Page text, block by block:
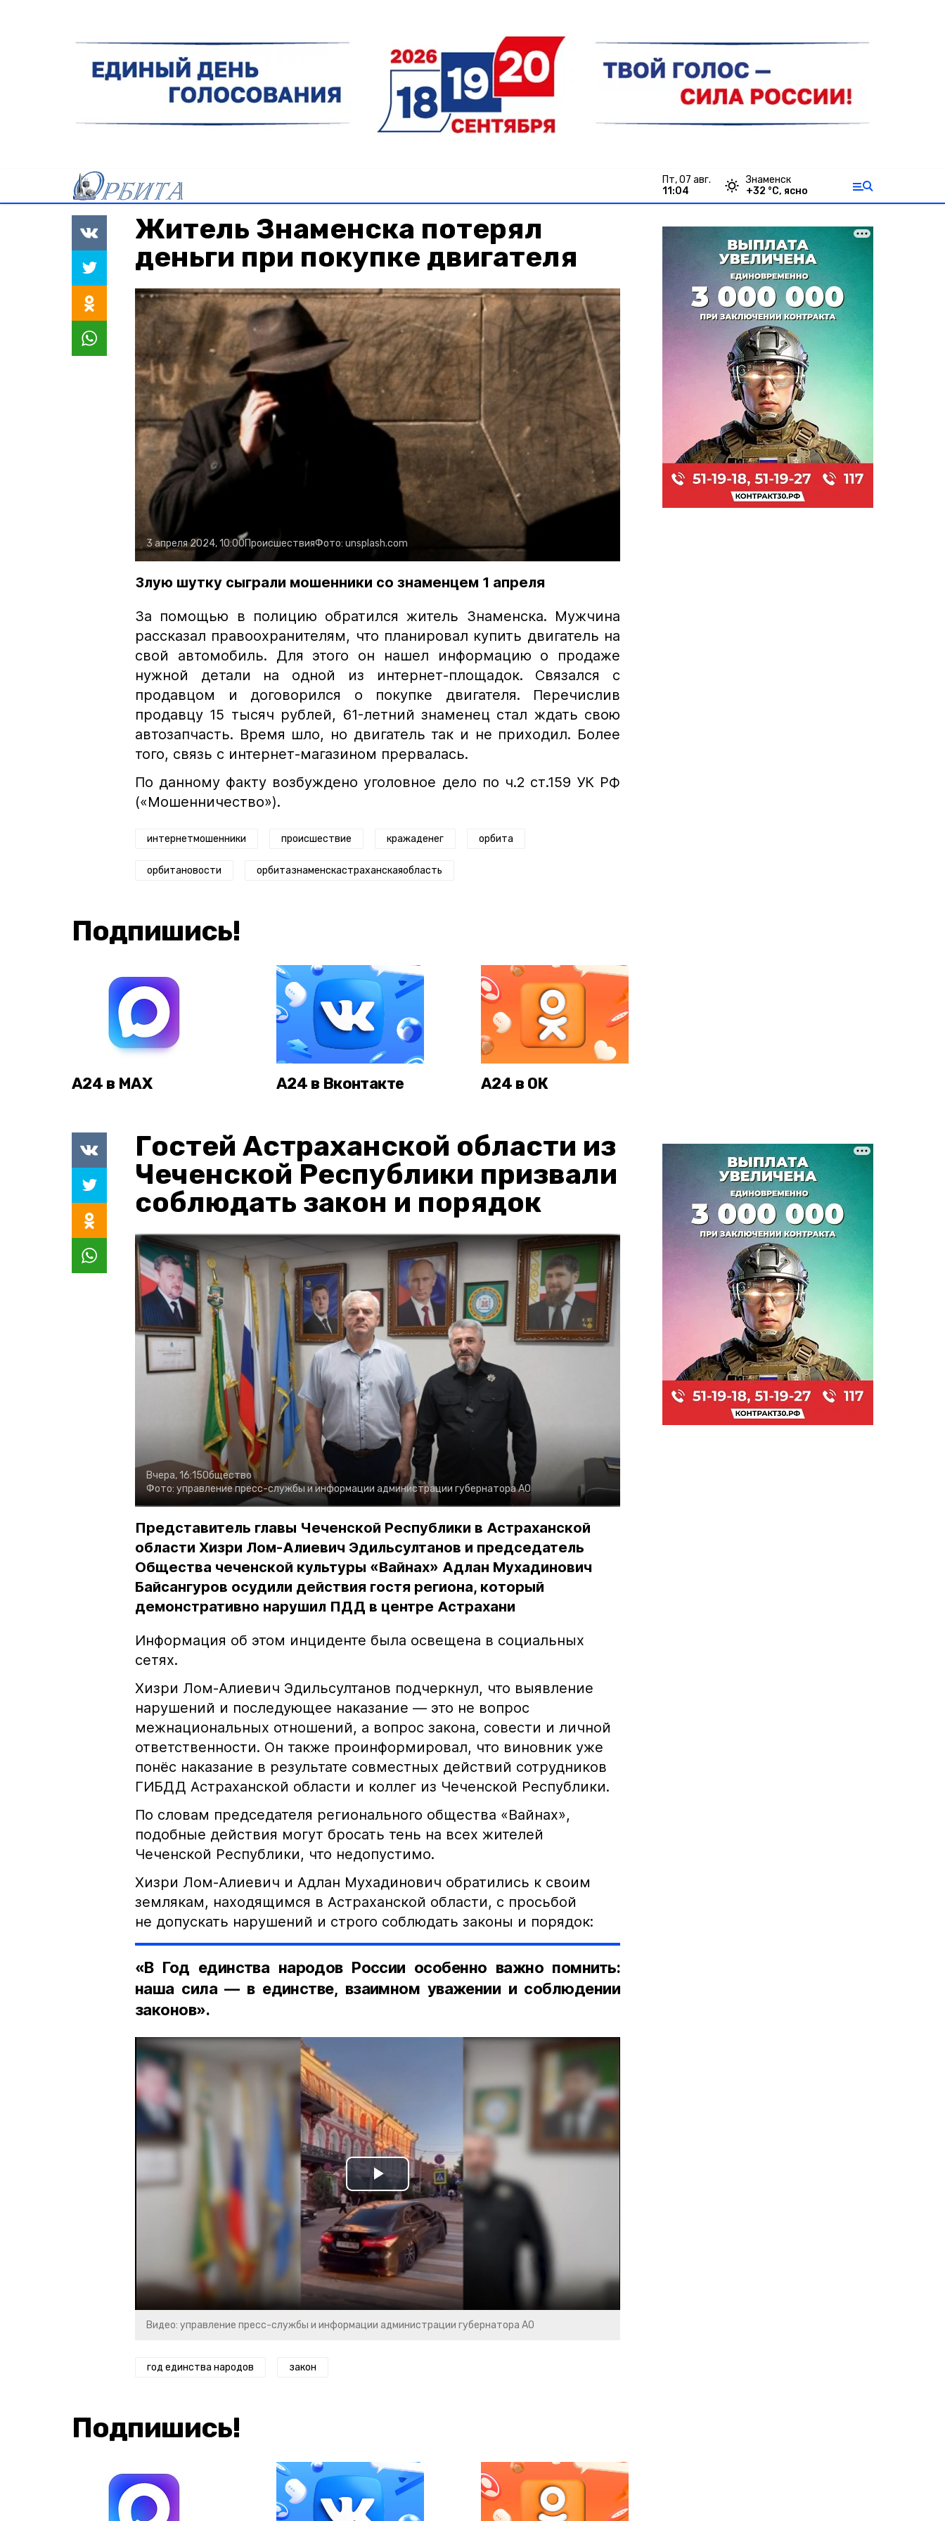
пт, 07 авг.
11:04
Знаменск
+32 °С, ясно
Житель Знаменска потерял
деньги при покупке двигателя
3 апреля 2024, 10:00ПроисшествияФото: unsplash.com
Злую шутку сыграли мошенники со знаменцем 1 апреля
За помощью в полицию обратился житель Знаменска. Мужчина
рассказал правоохранителям, что планировал купить двигатель на
свой автомобиль. Для этого он нашел информацию о продаже
нужной детали на одной из интернет-площадок. Связался с
продавцом и договорился о покупке двигателя. Перечислив
продавцу 15 тысяч рублей, 61-летний знаменец стал ждать свою
автозапчасть. Время шло, но двигатель так и не приходил. Более
того, связь с интернет-магазином прервалась.
По данному факту возбуждено уголовное дело по ч.2 ст.159 УК РФ
(«Мошенничество»).
интернетмошенники происшествие кражаденег орбита
орбитановости орбитазнаменскастраханскаяобласть
Подпишись!
А24 в MAX А24 в Вконтакте А24 в ОК
Гостей Астраханской области из
Чеченской Республики призвали
соблюдать закон и порядок
Вчера, 16:15Общество
Фото: управление пресс-службы и информации администрации губернатора АО
Представитель главы Чеченской Республики в Астраханской
области Хизри Лом-Алиевич Эдильсултанов и председатель
Общества чеченской культуры «Вайнах» Адлан Мухадинович
Байсангуров осудили действия гостя региона, который
демонстративно нарушил ПДД в центре Астрахани
Информация об этом инциденте была освещена в социальных
сетях.
Хизри Лом-Алиевич Эдильсултанов подчеркнул, что выявление
нарушений и последующее наказание — это не вопрос
межнациональных отношений, а вопрос закона, совести и личной
ответственности. Он также проинформировал, что виновник уже
понёс наказание в результате совместных действий сотрудников
ГИБДД Астраханской области и коллег из Чеченской Республики.
По словам председателя регионального общества «Вайнах»,
подобные действия могут бросать тень на всех жителей
Чеченской Республики, что недопустимо.
Хизри Лом-Алиевич и Адлан Мухадинович обратились к своим
землякам, находящимся в Астраханской области, с просьбой
не допускать нарушений и строго соблюдать законы и порядок:
«В Год единства народов России особенно важно помнить:
наша сила — в единстве, взаимном уважении и соблюдении
законов».
Play
Video
Видео: управление пресс-службы и информации администрации губернатора АО
год единства народов закон
Подпишись!